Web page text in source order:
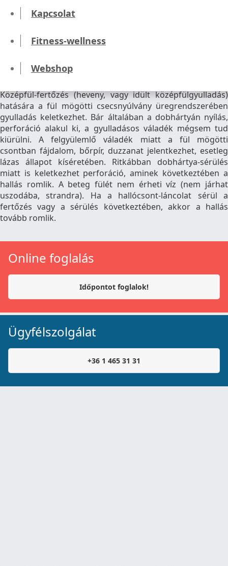
Kapcsolat
Fitness-wellness
Webshop
Radicalis fülműtét
fülműtét?
Középfül-fertőzés (heveny, vagy idült középfülgyulladás)
hatására a fül mögötti csecsnyúlvány üregrendszerében
gyulladás keletkezhet. Bár általában a dobhártyán nyílás,
perforáció alakul ki, a gyulladásos váladék mégsem tud
kiürülni. A felgyülemlő váladék miatt a fül mögötti
csontban fájdalom, bőrpír, duzzanat jelentkezhet, esetleg
lázas állapot kíséretében. Ritkábban dobhártya-sérülés
miatt is keletkezhet perforáció, aminek következtében a
hallás romlik. A beteg fülét nem érheti víz (nem járhat
uszodába, strandra). Ha a hallócsont-láncolat sérül a
fertőzés vagy a sérülés következtében, akkor a hallás
tovább romlik.
Online foglalás
Időpontot foglalok!
Ügyfélszolgálat
+36 1 465 31 31